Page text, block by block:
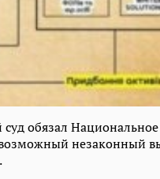
обязал Национальное
незаконный